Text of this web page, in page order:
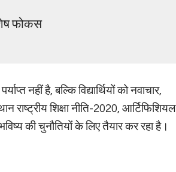
फोकस
नहीं है, बल्कि विद्यार्थियों को नवाचार,
शिक्षा नीति-2020, आर्टिफिशियल
की चुनौतियों के लिए तैयार कर रहा है।